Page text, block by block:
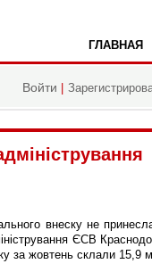
ГЛАВНАЯ
Войти
внеску не
ЄСВ
за жовтень склали 15,9